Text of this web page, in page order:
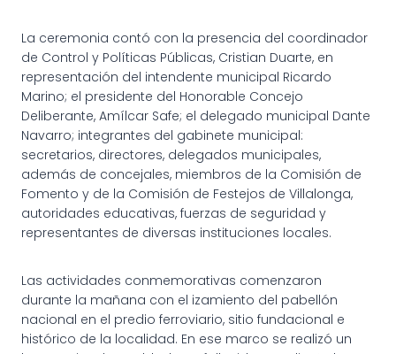
La ceremonia contó con la presencia del coordinador
de Control y Políticas Públicas, Cristian Duarte, en
representación del intendente municipal Ricardo
Marino; el presidente del Honorable Concejo
Deliberante, Amílcar Safe; el delegado municipal Dante
Navarro; integrantes del gabinete municipal:
secretarios, directores, delegados municipales,
además de concejales, miembros de la Comisión de
Fomento y de la Comisión de Festejos de Villalonga,
autoridades educativas, fuerzas de seguridad y
representantes de diversas instituciones locales.
Las actividades conmemorativas comenzaron
durante la mañana con el izamiento del pabellón
nacional en el predio ferroviario, sitio fundacional e
histórico de la localidad. En ese marco se realizó un